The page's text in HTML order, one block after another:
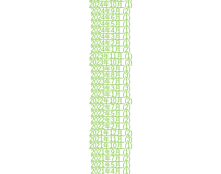
2024年10月 (1)
2024年9月 (2)
2024年6月 (1)
2024年5月 (1)
2024年4月 (1)
2024年3月 (1)
2024年2月 (1)
2024年1月 (2)
2023年11月 (1)
2023年10月 (3)
2023年9月 (1)
2023年8月 (3)
2023年7月 (1)
2023年3月 (3)
2023年1月 (1)
2022年10月 (2)
2022年7月 (2)
2022年5月 (1)
2022年3月 (2)
2022年2月 (1)
2021年12月 (2)
2021年11月 (3)
2021年10月 (1)
2021年9月 (1)
2021年7月 (2)
2021年5月 (1)
2021年4月 (1)